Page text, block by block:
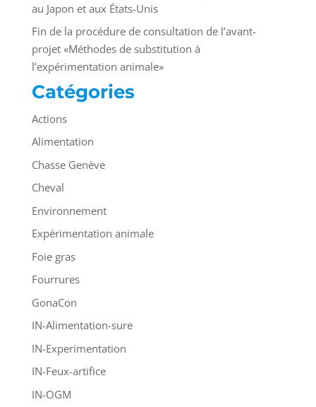
au Japon et aux États-Unis
Fin de la procédure de consultation de l’avant-
projet «Méthodes de substitution à
l’expérimentation animale»
Catégories
Actions
Alimentation
Chasse Genève
Cheval
Environnement
Expérimentation animale
Foie gras
Fourrures
GonaCon
IN-Alimentation-sure
IN-Experimentation
IN-Feux-artifice
IN-OGM